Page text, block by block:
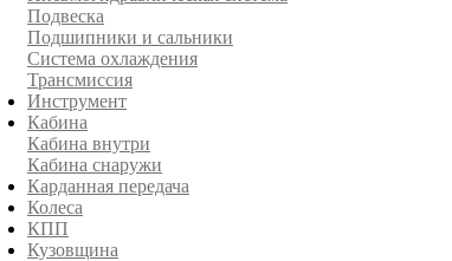
Подвеска
Подшипники и сальники
Система охлаждения
Трансмиссия
Инструмент
Кабина
Кабина внутри
Кабина снаружи
Карданная передача
Колеса
КПП
Кузовщина